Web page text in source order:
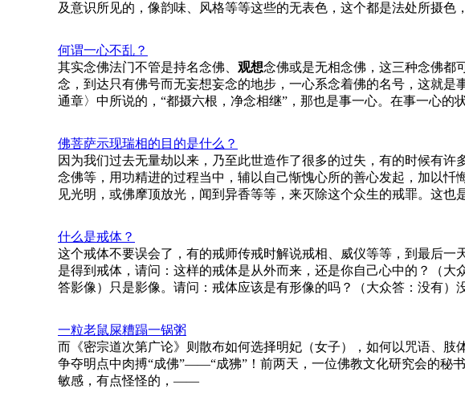
及意识所见的，像韵味、风格等等这些的无表色，这个都是法处所摄色
何谓一心不乱？
其实念佛法门不管是持名念佛、 观想念佛或是无相念佛，这三种念佛都
念，到达只有佛号而无妄想妄念的地步，一心系念着佛的名号，这就
通章〉中所说的，“都摄六根，净念相继”，那也是事一心。在事一心的
佛菩萨示现瑞相的目的是什么？
因为我们过去无量劫以来，乃至此世造作了很多的过失，有的时候有
念佛等，用功精进的过程当中，辅以自己惭愧心所的善心发起，加以
见光明，或佛摩顶放光，闻到异香等等，来灭除这个众生的戒罪。这也
什么是戒体？
这个戒体不要误会了，有的戒师传戒时解说戒相、威仪等等，到最后一
是得到戒体，请问：这样的戒体是从外而来，还是你自己心中的？（大
答影像）只是影像。请问：戒体应该是有形像的吗？（大众答：没有）
一粒老鼠屎糟蹋一锅粥
而《密宗道次第广论》则散布如何选择明妃（女子），如何以咒语、肢
争夺明点中肉搏“成佛”——“成狒”！前两天，一位佛教文化研究会的秘
敏感，有点怪怪的，——